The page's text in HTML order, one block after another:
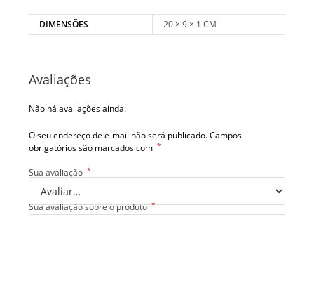
DIMENSÕES 20 × 9 × 1 CM
Avaliações
Não há avaliações ainda.
O seu endereço de e-mail não será publicado.Campos
obrigatórios são marcados com *
Sua avaliação *
Sua avaliação sobre o produto *